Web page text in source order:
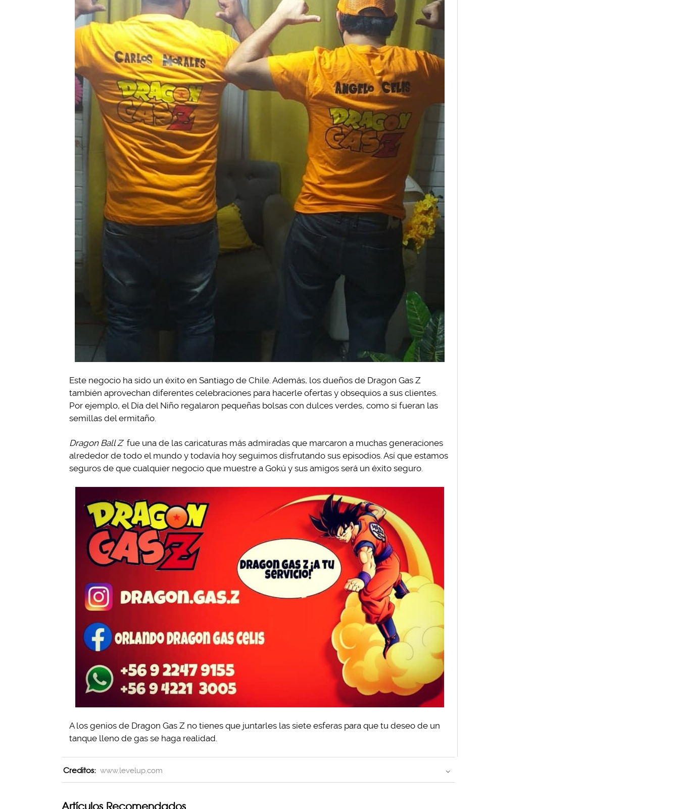
Este negocio ha sido un éxito en Santiago de Chile. Además, los dueños de Dragon Gas Z
también aprovechan diferentes celebraciones para hacerle ofertas y obsequios a sus clientes.
Por ejemplo, el Día del Niño regalaron pequeñas bolsas con dulces verdes, como si fueran las
semillas del ermitaño.
Dragon Ball Z fue una de las caricaturas más admiradas que marcaron a muchas generaciones
alrededor de todo el mundo y todavía hoy seguimos disfrutando sus episodios. Así que estamos
seguros de que cualquier negocio que muestre a Gokú y sus amigos será un éxito seguro.
A los genios de Dragon Gas Z no tienes que juntarles las siete esferas para que tu deseo de un
tanque lleno de gas se haga realidad.
Creditos: www.levelup.com
Artículos Recomendados